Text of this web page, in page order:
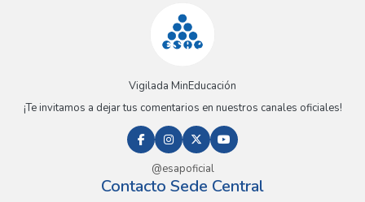
Vigilada MinEducación
¡Te invitamos a dejar tus comentarios en nuestros canales oficiales!
@esapoficial
Contacto Sede Central